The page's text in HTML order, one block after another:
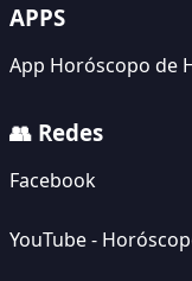
APPS
App Horóscopo de
👥 Redes
Facebook
YouTube -